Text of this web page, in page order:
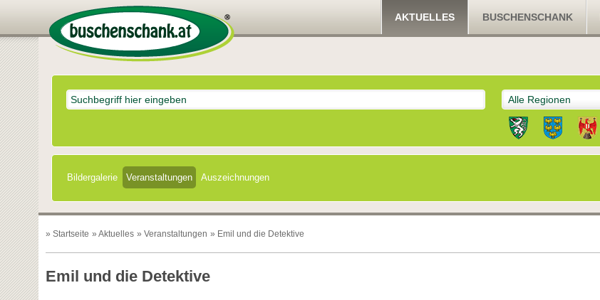
AKTUELLES BUSCHENSCHANK
Alle Regionen
Bildergalerie Veranstaltungen Auszeichnungen
» Startseite » Aktuelles » Veranstaltungen » Emil und die Detektive
Emil und die Detektive